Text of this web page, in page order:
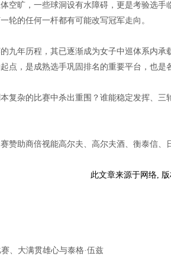
空旷，一些球洞设有水障碍，更是考验选
轮的任何一杆都有可能改写冠军走向。
九年历程，其已逐渐成为女子中巡体系内
点，是成熟选手巩固排名的重要平台，也
复杂的比赛中杀出重围？谁能稳定发挥、
赞助商倍视能高尔夫、高尔夫酒、衡泰信、
此文章来源于网络,
、大满贯雄心与泰格·伍兹